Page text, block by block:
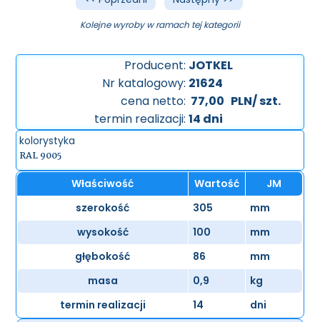
Kolejne wyroby w ramach tej kategorii
Producent: JOTKEL
Nr katalogowy: 21624
cena netto: 77,00 PLN/ szt.
termin realizacji: 14 dni
kolorystyka
RAL 9005
Właściwość Wartość
JM
szerokość
305
mm
wysokość
100
mm
głębokość
86
mm
masa
0,9
kg
termin realizacji
14 dni